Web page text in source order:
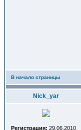
В начало страницы
Nick_yar
Регистрация: 29.06.2010